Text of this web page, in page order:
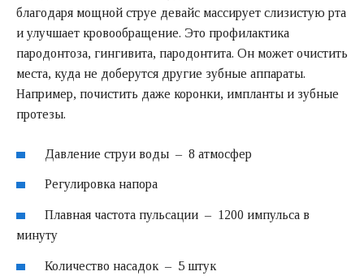
благодаря мощной струе девайс массирует слизистую рта
и улучшает кровообращение. Это профилактика
пародонтоза, гингивита, пародонтита. Он может очистить
места, куда не доберутся другие зубные аппараты.
Например, почистить даже коронки, импланты и зубные
протезы.
Давление струи воды – 8 атмосфер
Регулировка напора
Плавная частота пульсации – 1200 импульса в
минуту
Количество насадок – 5 штук